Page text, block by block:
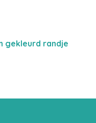
gekleurd randje